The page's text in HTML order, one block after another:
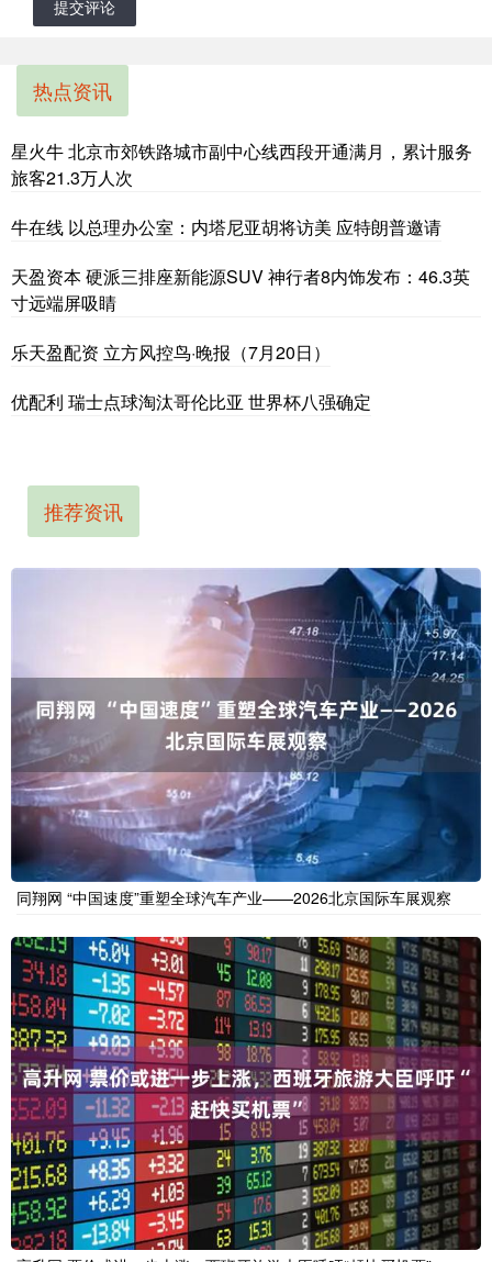
提交评论
热点资讯
星火牛 北京市郊铁路城市副中心线西段开通满月，累计服务
旅客21.3万人次
牛在线 以总理办公室：内塔尼亚胡将访美 应特朗普邀请
天盈资本 硬派三排座新能源SUV 神行者8内饰发布：46.3英
寸远端屏吸睛
乐天盈配资 立方风控鸟·晚报（7月20日）
优配利 瑞士点球淘汰哥伦比亚 世界杯八强确定
推荐资讯
同翔网 “中国速度”重塑全球汽车产业——2026北京国际车展观察